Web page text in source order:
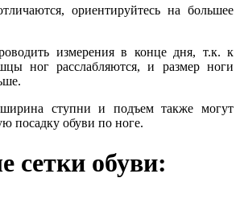
ориентируйтесь на большее
измерения в конце дня, т.к. к
ног расслабляются, и размер ноги
ступни и подъем также могут
посадку обуви по ноге.
сетки обуви: